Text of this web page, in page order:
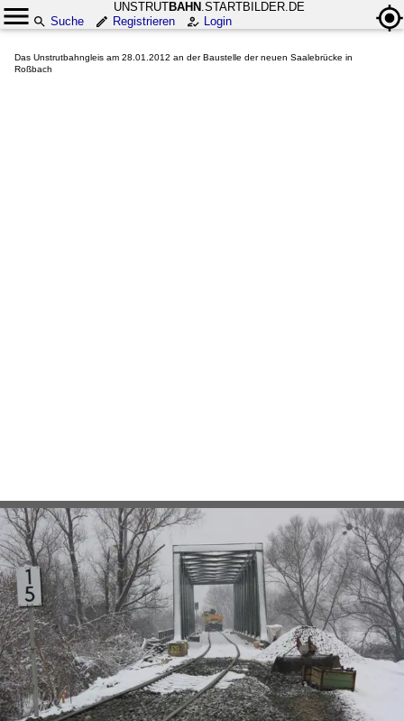
UNSTRUTBAHN .STARTBILDER.DE
Suche
Registrieren Login
Das Unstrutbahngleis am 28.01.2012 an der Baustelle der neuen Saalebrücke in
Roßbach